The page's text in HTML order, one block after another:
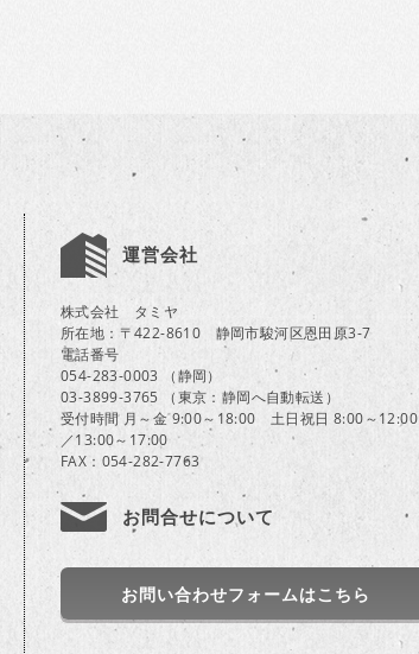
運営会社
株式会社 タミヤ
所在地：〒422-8610 静岡市駿河区恩田原3-7
電話番号
054-283-0003 （静岡）
03-3899-3765 （東京：静岡へ自動転送）
受付時間 月～金 9:00～18:00 土日祝日 8:00～12:00
／13:00～17:00
FAX：054-282-7763
お問合せについて
お問い合わせフォームはこちら